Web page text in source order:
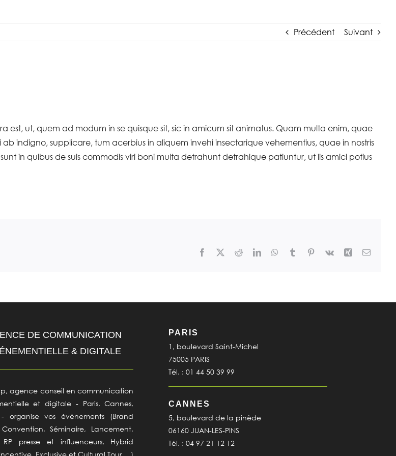
Précédent Suivant
est, ut, quem ad modum in se quisque sit, sic in amicum sit animatus. Quam multa enim, quae
indigno, supplicare, tum acerbius in aliquem invehi insectarique vehementius, quae in nostris
in quibus de suis commodis viri boni multa detrahunt detrahique patiuntur, ut iis amici potius
Facebook RedditLinkedInWhatsApp
Tumblr Pinterest
Vk Xing Email
DE COMMUNICATION
& DIGITALE
agence conseil en communication
et digitale - Paris, Cannes,
organise vos événements (Brand
Séminaire, Lancement,
RP presse et influenceurs, Hybrid
PARIS
1, boulevard Saint-Michel
75005 PARIS
Tél. : 01 44 50 39 99
CANNES
5, boulevard de la pinède
06160 JUAN-LES-PINS
Tél. : 04 97 21 12 12